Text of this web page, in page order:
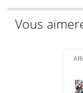
Vous